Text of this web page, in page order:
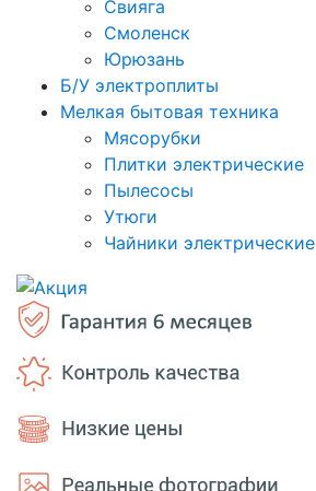
Свияга
Смоленск
Юрюзань
Б/У электроплиты
Мелкая бытовая техника
Мясорубки
Плитки электрические
Пылесосы
Утюги
Чайники электрические